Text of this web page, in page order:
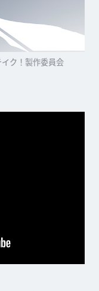
ク！製作委員会